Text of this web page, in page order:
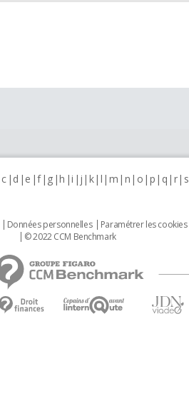
c d e f g h i j k l m n o p q r s
Données personnelles Paramétrer les cookies
© 2022 CCM Benchmark